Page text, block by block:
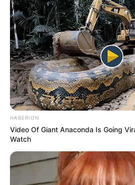
HABERION
Video Of Giant Anaconda Is Going
Watch